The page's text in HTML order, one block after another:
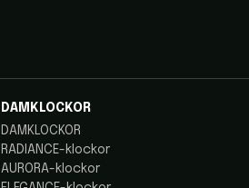
DAMKLOCKOR
DAMKLOCKOR
RADIANCE-klockor
AURORA-klockor